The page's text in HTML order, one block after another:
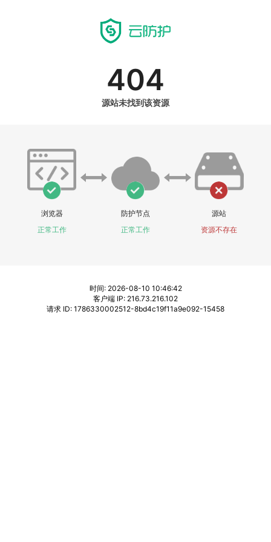
404
源站未找到该资源
浏览器
正常工作
防护节点
正常工作
源站
资源不存在
时间: 2026-08-10 10:46:42
客户端 IP: 216.73.216.102
请求 ID: 1786330002512-8bd4c19f11a9e092-15458